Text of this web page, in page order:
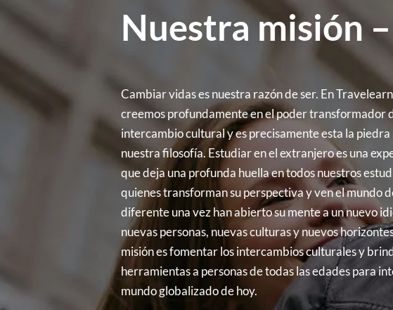
Nuestra misión –
Cambiar vidas es nuestra razón de ser. En
creemos profundamente en el poder transformador
intercambio cultural y es precisamente esta la
nuestra filosofía. Estudiar en el extranjero es una
que deja una profunda huella en todos nuestros
quienes transforman su perspectiva y ven el mundo
diferente una vez han abierto su mente a un nuevo
nuevas personas, nuevas culturas y nuevos
misión es fomentar los intercambios culturales y
herramientas a personas de todas las edades para
mundo globalizado de hoy.